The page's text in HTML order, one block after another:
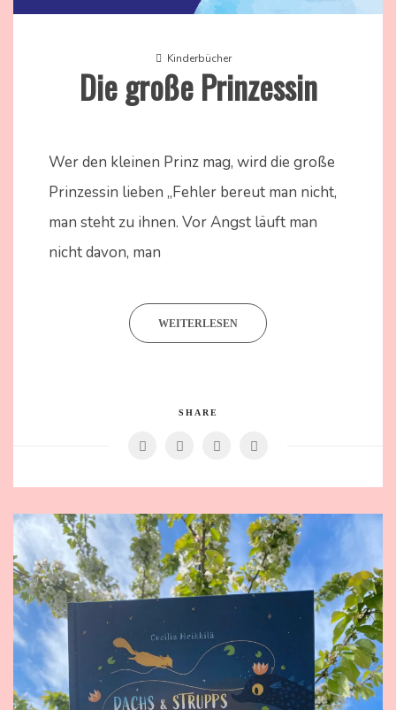
Kinderbücher
Die große Prinzessin
2024
Wer den kleinen Prinz mag, wird die große
Prinzessin lieben „Fehler bereut man nicht,
man steht zu ihnen. Vor Angst läuft man
nicht davon, man
WEITERLESEN
SHARE